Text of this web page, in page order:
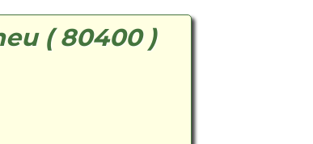
( 80400 )